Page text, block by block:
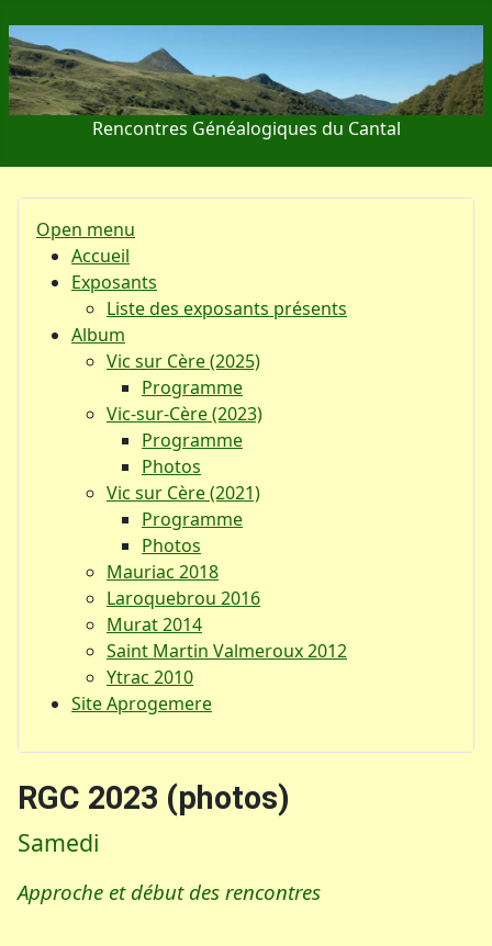
Rencontres Généalogiques du Cantal
Open menu
Accueil
Exposants
Liste des exposants présents
Album
Vic sur Cère (2025)
Programme
Vic-sur-Cère (2023)
Programme
Photos
Vic sur Cère (2021)
Programme
Photos
Mauriac 2018
Laroquebrou 2016
Murat 2014
Saint Martin Valmeroux 2012
Ytrac 2010
Site Aprogemere
RGC 2023 (photos)
Samedi
Approche et début des rencontres